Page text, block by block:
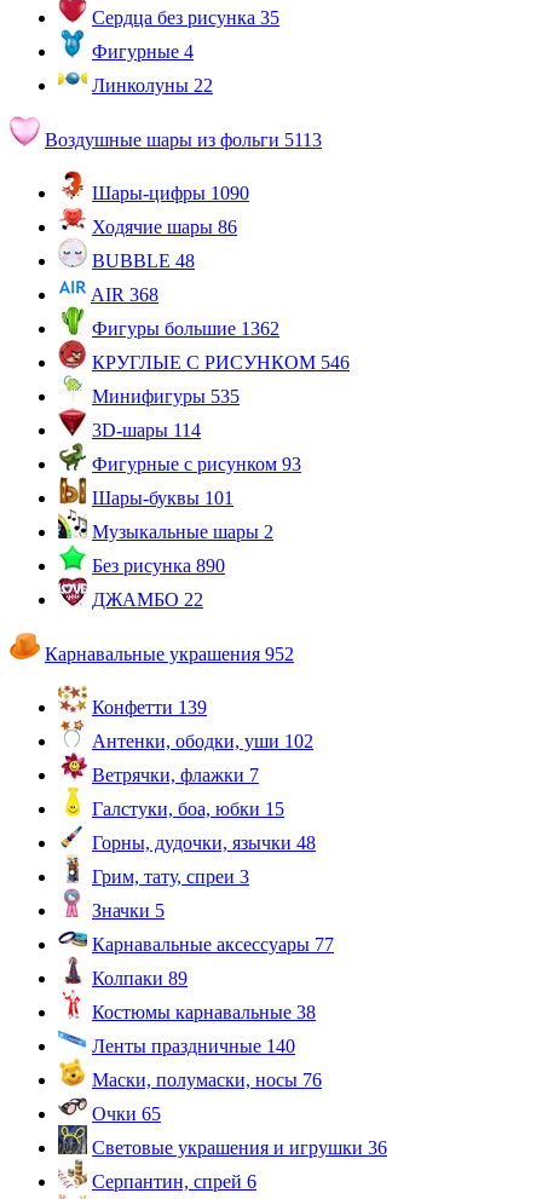
Сердца без рисунка 35
Фигурные 4
Линколуны 22
Воздушные шары из фольги 5113
Шары-цифры 1090
Ходячие шары 86
BUBBLE 48
AIR 368
Фигуры большие 1362
КРУГЛЫЕ С РИСУНКОМ 546
Минифигуры 535
3D-шары 114
Фигурные с рисунком 93
Шары-буквы 101
Музыкальные шары 2
Без рисунка 890
ДЖАМБО 22
Карнавальные украшения 952
Конфетти 139
Антенки, ободки, уши 102
Ветрячки, флажки 7
Галстуки, боа, юбки 15
Горны, дудочки, язычки 48
Грим, тату, спреи 3
Значки 5
Карнавальные аксессуары 77
Колпаки 89
Костюмы карнавальные 38
Ленты праздничные 140
Маски, полумаски, носы 76
Очки 65
Световые украшения и игрушки 36
Серпантин, спрей 6